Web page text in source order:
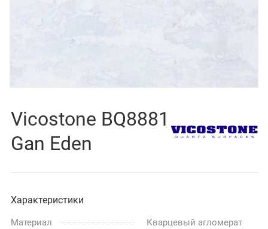
Vicostone BQ8881
Gan Eden
Характеристики
Материал
Кварцевый агломерат